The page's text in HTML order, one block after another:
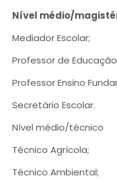
Nível médio/
Mediador Escolar;
Professor de
Professor Ensino
Secretário Escolar.
Nível médio/técnico
Técnico Agrícola;
Técnico Ambiental;